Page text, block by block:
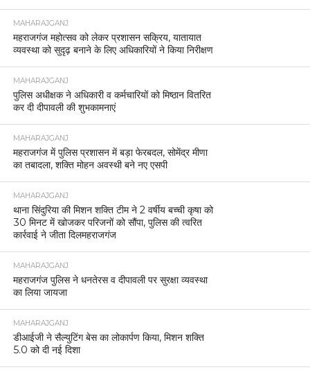
MAHARAJGANJ
महराजगंज महोत्सव को लेकर प्रशासन सक्रिय, यातायात
व्यवस्था को सुदृढ़ बनाने के लिए अधिकारियों ने किया निरीक्षण
MAHARAJGANJ
पुलिस अधीक्षक ने अधिकारी व कर्मचारियों को मिष्ठान वितरित
कर दी दीपावली की शुभकामनाएं
MAHARAJGANJ
महराजगंज में पुलिस प्रशासन में बड़ा फेरबदल, सोमेंद्र मीणा
का तबादला, शक्ति मोहन अवस्थी बने नए एसपी
MAHARAJGANJ
थाना सिंदुरिया की मिशन शक्ति टीम ने 2 वर्षीय बच्ची कृषा को
30 मिनट में खोजकर परिजनों को सौंपा, पुलिस की त्वरित
कार्रवाई ने जीता दिलमहराजगंज
MAHARAJGANJ
महराजगंज पुलिस ने धनतेरस व दीपावली पर सुरक्षा व्यवस्था
का लिया जायजा
MAHARAJGANJ
डीआईजी ने सैल्युटिंग बेस का लोकार्पण किया, मिशन शक्ति
5.0 को दी नई दिशा